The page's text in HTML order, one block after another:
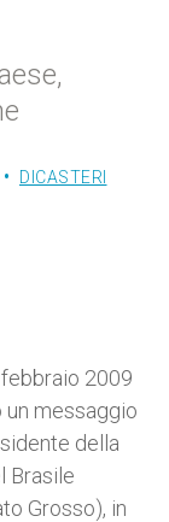
DICASTERI
febbraio 2009
un messaggio
della
Brasile
Grosso), in